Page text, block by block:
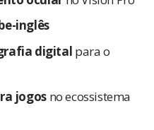
inglês
digital para o
jogosno ecossistema